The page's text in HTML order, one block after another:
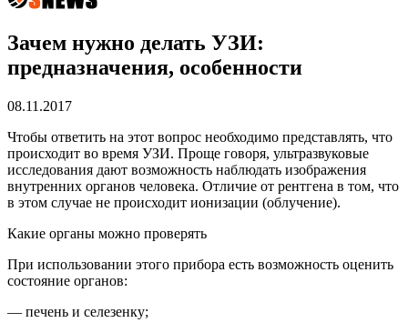
Зачем нужно делать УЗИ:
предназначения, особенности
08.11.2017
Чтобы ответить на этот вопрос необходимо представлять, что
происходит во время УЗИ. Проще говоря, ультразвуковые
исследования дают возможность наблюдать изображения
внутренних органов человека. Отличие от рентгена в том, что
в этом случае не происходит ионизации (облучение).
Какие органы можно проверять
При использовании этого прибора есть возможность оценить
состояние органов:
— печень и селезенку;